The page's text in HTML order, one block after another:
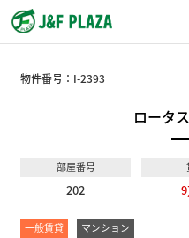
物件番号： I-2393
ロータ
部屋番号
202
一般賃貸 マンション